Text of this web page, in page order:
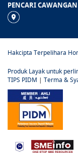
PENCARI CAWANGAN
Hakcipta Terpelihara
Produk Layak untuk
TIPS PIDM | Terma &